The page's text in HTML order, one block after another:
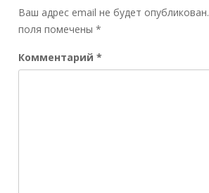
Ваш адрес email не будет опубликован.
поля помечены *
Комментарий *